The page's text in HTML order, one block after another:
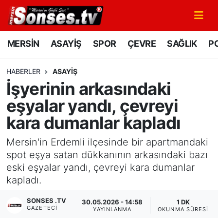
MERSİN ASAYİŞ SPOR ÇEVRE SAĞLIK
HABERLER ASAYİŞ
İşyerinin arkasındaki
eşyalar yandı, çevreyi
kara dumanlar kapladı
Mersin'in Erdemli ilçesinde bir apartmandaki
spot eşya satan dükkanının arkasındaki bazı
eski eşyalar yandı, çevreyi kara dumanlar
kapladı.
SONSES .TV
GAZETECI
30.05.2026 - 14:58
YAYINLANMA
1 DK
OKUNMA SÜRESI
MERSİN
SPOR
GÜNÜN MANŞETİ
DÜNYA
KÜLTÜR - SANAT
MAGAZİN
SAĞLIK
Mersin Nöbetçi Eczaneler
Mersin Namaz Vakitleri
Mersin Trafik Yoğunluk Haritası
Süper Lig Puan Durumu ve Fikstür
Tüm Manşetler
Son Dakika Haberleri
Haber Arşivi